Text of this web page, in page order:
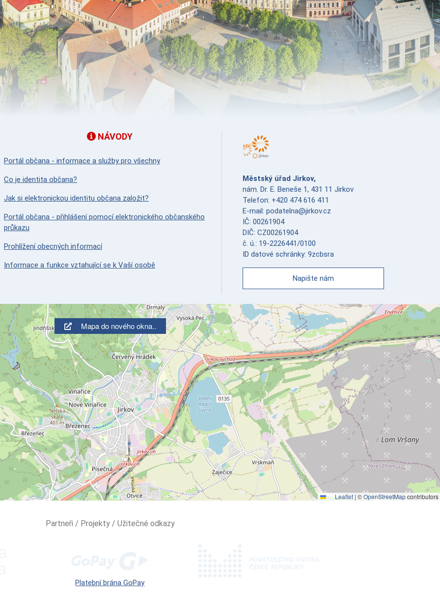
NÁVODY
Portál občana - informace a služby pro všechny
Co je identita občana?
Jak si elektronickou identitu občana založit?
Portál občana - přihlášení pomocí elektronického občanského
průkazu
Prohlížení obecných informací
Informace a funkce vztahující se k Vaší osobě
Městský úřad Jirkov,
nám. Dr. E. Beneše 1, 431 11 Jirkov
Telefon: +420 474 616 411
E-mail: podatelna@jirkov.cz
IČ: 00261904
DIČ: CZ00261904
č. ú.: 19-2226441/0100
ID datové schránky: 9zcbsra
Napište nám
Leaflet | ©OpenStreetMapcontributors
Partneři / Projekty / Užitečné odkazy
Platební brána GoPay